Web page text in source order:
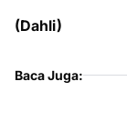
(Dahli)
Baca Juga: